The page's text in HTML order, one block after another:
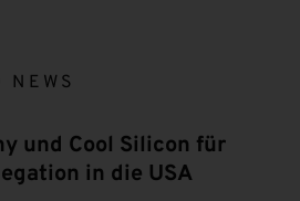
NEWS
und Cool Silicon für
in die USA